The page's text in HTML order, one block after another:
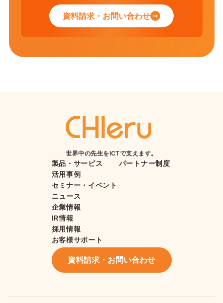
資料請求・お問い合わせ
世界中の先生をICTで支えます。
製品・サービス
活用事例
セミナー・イベント
ニュース
企業情報
IR情報
採用情報
お客様サポート
パートナー制度
資料請求・お問い合わせ